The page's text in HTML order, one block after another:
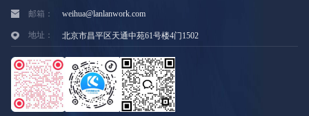
邮箱： weihua@lanlanwork.com
地址： 北京市昌平区天通中苑61号楼4门1502